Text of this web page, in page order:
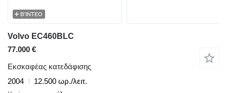
ΒΊΝΤΕΟ
Volvo EC460BLC
77.000 €
Εκσκαφέας κατεδάφισης
2004
12.500 ωρ./λειτ.